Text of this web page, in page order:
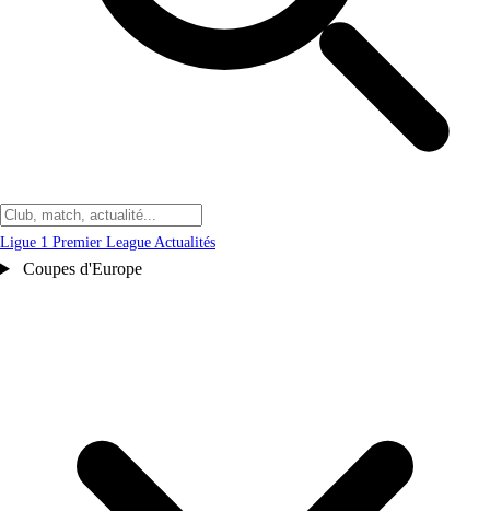
Ligue 1 Premier League Actualités
Coupes d'Europe